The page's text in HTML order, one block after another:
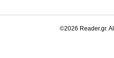
©2026 Reader.gr.